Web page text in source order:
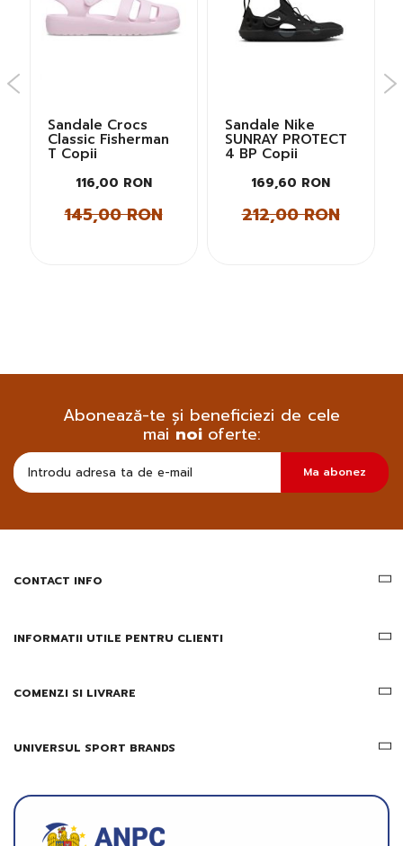
Sandale Crocs
Classic Fisherman
T Copii
116,00 RON
145,00 RON
Sandale Nike
SUNRAY PROTECT
4 BP Copii
169,60 RON
212,00 RON
Abonează-te și beneficiezi de cele
mainoi oferte:
sa
primesc
informatii
Ma abonez
CONTACT INFO
INFORMATII UTILE PENTRU CLIENTI
COMENZI SI LIVRARE
UNIVERSUL SPORT BRANDS